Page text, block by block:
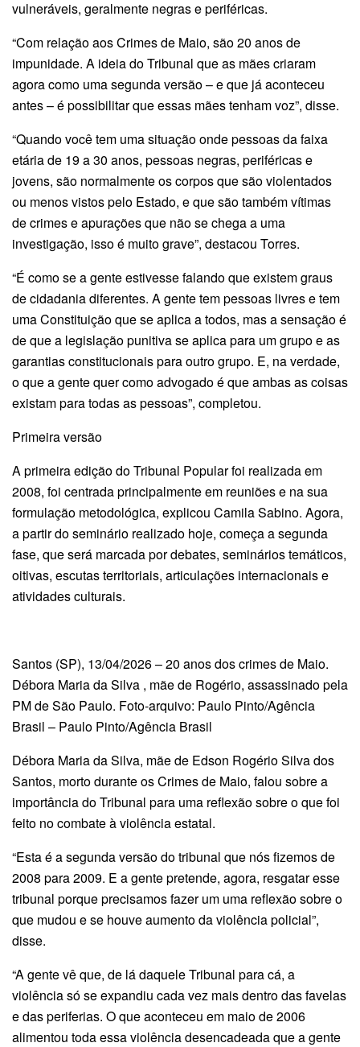
vulneráveis, geralmente negras e periféricas.
“Com relação aos Crimes de Maio, são 20 anos de
impunidade. A ideia do Tribunal que as mães criaram
agora como uma segunda versão – e que já aconteceu
antes – é possibilitar que essas mães tenham voz”, disse.
“Quando você tem uma situação onde pessoas da faixa
etária de 19 a 30 anos, pessoas negras, periféricas e
jovens, são normalmente os corpos que são violentados
ou menos vistos pelo Estado, e que são também vítimas
de crimes e apurações que não se chega a uma
investigação, isso é muito grave”, destacou Torres.
“É como se a gente estivesse falando que existem graus
de cidadania diferentes. A gente tem pessoas livres e tem
uma Constituição que se aplica a todos, mas a sensação é
de que a legislação punitiva se aplica para um grupo e as
garantias constitucionais para outro grupo. E, na verdade,
o que a gente quer como advogado é que ambas as coisas
existam para todas as pessoas”, completou.
Primeira versão
A primeira edição do Tribunal Popular foi realizada em
2008, foi centrada principalmente em reuniões e na sua
formulação metodológica, explicou Camila Sabino. Agora,
a partir do seminário realizado hoje, começa a segunda
fase, que será marcada por debates, seminários temáticos,
oitivas, escutas territoriais, articulações internacionais e
atividades culturais.
Santos (SP), 13/04/2026 – 20 anos dos crimes de Maio.
Débora Maria da Silva , mãe de Rogério, assassinado pela
PM de São Paulo. Foto-arquivo: Paulo Pinto/Agência
Brasil – Paulo Pinto/Agência Brasil
Débora Maria da Silva, mãe de Edson Rogério Silva dos
Santos, morto durante os Crimes de Maio, falou sobre a
importância do Tribunal para uma reflexão sobre o que foi
feito no combate à violência estatal.
“Esta é a segunda versão do tribunal que nós fizemos de
2008 para 2009. E a gente pretende, agora, resgatar esse
tribunal porque precisamos fazer um uma reflexão sobre o
que mudou e se houve aumento da violência policial”,
disse.
“A gente vê que, de lá daquele Tribunal para cá, a
violência só se expandiu cada vez mais dentro das favelas
e das periferias. O que aconteceu em maio de 2006
alimentou toda essa violência desencadeada que a gente